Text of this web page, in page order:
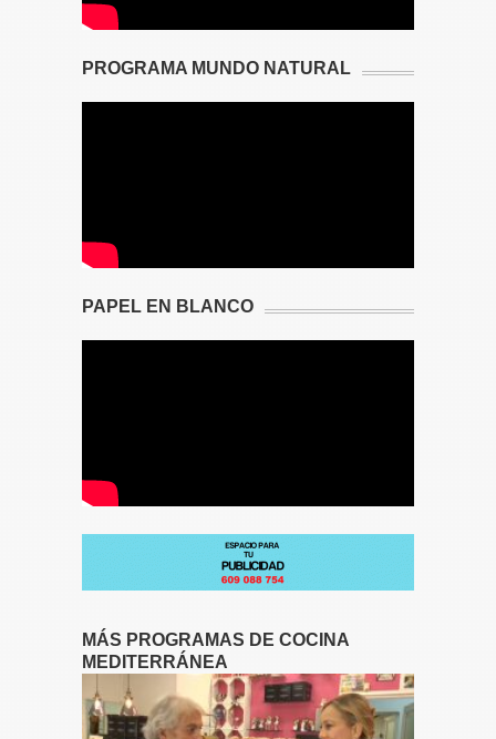
PROGRAMA MUNDO NATURAL
PAPEL EN BLANCO
MÁS PROGRAMAS DE COCINA
MEDITERRÁNEA